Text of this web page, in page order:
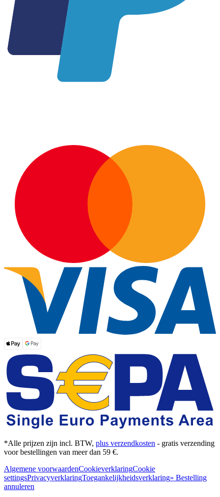
*Alle prijzen zijn incl. BTW, plus verzendkosten - gratis verzending
voor bestellingen van meer dan 59 €.
Algemene voorwaardenCookieverklaringCookie
settingsPrivacyverklaringToegankelijkheidsverklaring» Bestelling
annuleren